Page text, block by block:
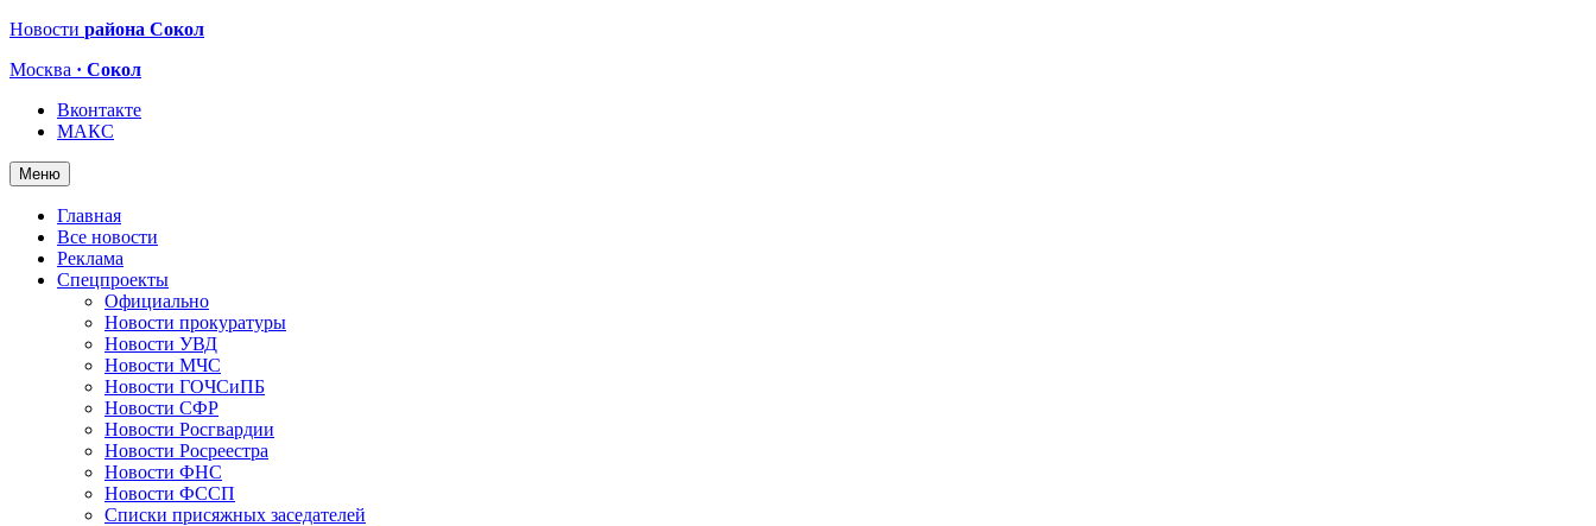
Новости района Сокол
Москва · Сокол
Вконтакте
МАКС
Меню
Главная
Все новости
Реклама
Спецпроекты
Официально
Новости прокуратуры
Новости УВД
Новости МЧС
Новости ГОЧСиПБ
Новости СФР
Новости Росгвардии
Новости Росреестра
Новости ФНС
Новости ФССП
Списки присяжных заседателей